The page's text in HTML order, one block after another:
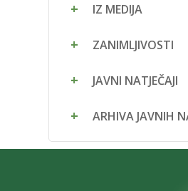
IZ MEDIJA
ZANIMLJIVOSTI
JAVNI NATJEČAJI
ARHIVA JAVNIH